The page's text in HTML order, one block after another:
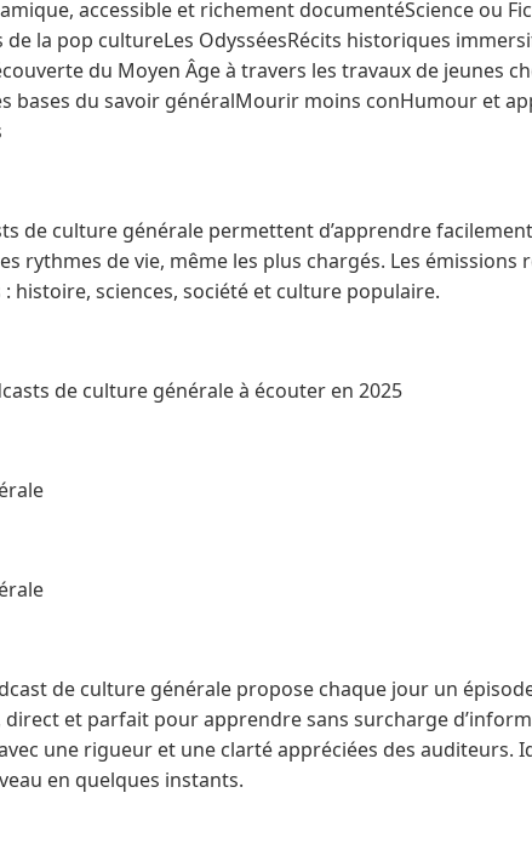
accessible et richement documentéScience ou
la pop cultureLes OdysséesRécits historiques
du Moyen Âge à travers les travaux de jeunes
bases du savoir généralMourir moins conHumour et
de culture générale permettent d’apprendre
rythmes de vie, même les plus chargés. Les émissions
histoire, sciences, société et culture populaire.
de culture générale à écouter en 2025
de culture générale propose chaque jour un
et parfait pour apprendre sans surcharge
une rigueur et une clarté appréciées des auditeurs.
en quelques instants.